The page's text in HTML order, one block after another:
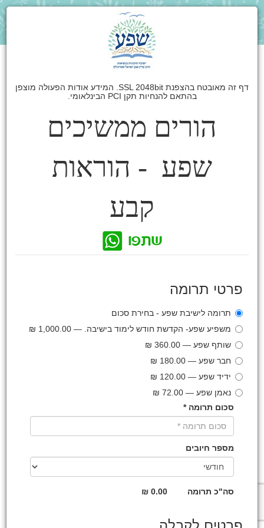
דף זה מאובטח בהצפנת SSL 2048bit. המידע אודות הפעולה מוצפן
בהתאם להנחיות תקן PCI הבינלאומי.
הורים ממשיכים
שפע - הוראות
קבע
פרטי תרומה
תרומה לישיבת שפע - בחירת סכום
משפיע שפע- הקדשת חודש לימוד בישיבה. — 1,000.00 ₪
שותף שפע — 360.00 ₪
חבר שפע — 180.00 ₪
ידיד שפע — 120.00 ₪
נאמן שפע — 72.00 ₪
סכום תרומה *
מספר חיובים
סה"כ תרומה 0.00 ₪